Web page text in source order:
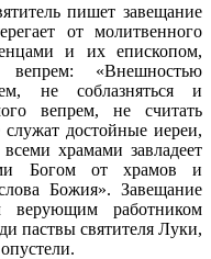
пишет завещание
от молитвенного
и их епископом,
«Внешностью
не соблазняться и
вепрем, не считать
достойные иереи,
храмами завладеет
Богом от храмов и
Божия». Завещание
работником
паствы святителя Луки,